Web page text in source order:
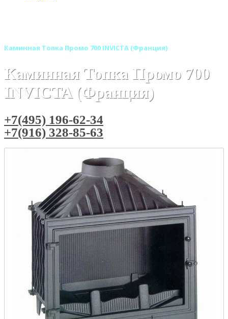
Каминная Топка Промо 700 INVICTA (Франция)
Каминная Топка Промо 700
INVICTA (Франция)
+7(495) 196-62-34
+7(916) 328-85-63